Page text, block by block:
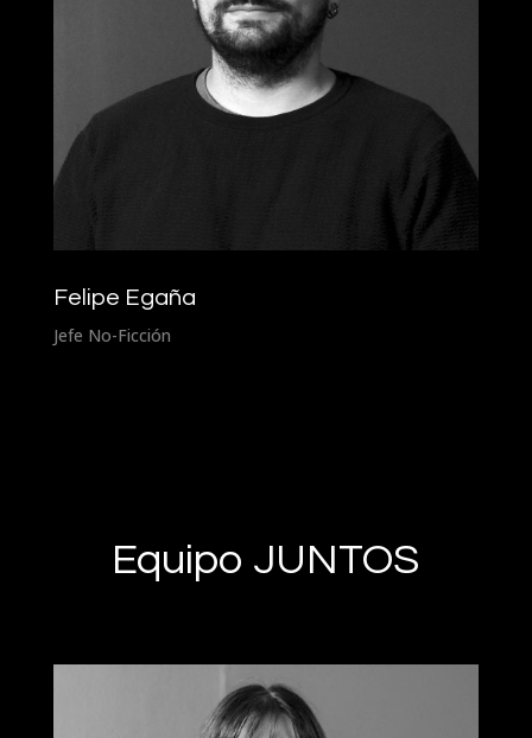
Felipe Egaña
Jefe No-Ficción
Equipo JUNTOS